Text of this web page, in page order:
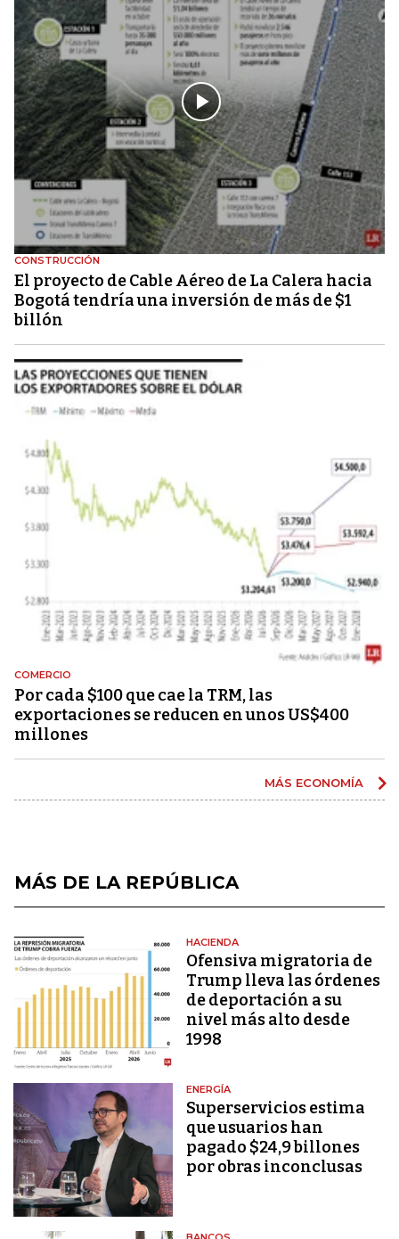
CONSTRUCCIÓN
El proyecto de Cable Aéreo de La Calera hacia
Bogotá tendría una inversión de más de $1
billón
COMERCIO
Por cada $100 que cae la TRM, las
exportaciones se reducen en unos US$400
millones
MÁS ECONOMÍA
MÁS DE LA REPÚBLICA
HACIENDA
Ofensiva migratoria de
Trump lleva las órdenes
de deportación a su
nivel más alto desde
1998
ENERGÍA
Superservicios estima
que usuarios han
pagado $24,9 billones
por obras inconclusas